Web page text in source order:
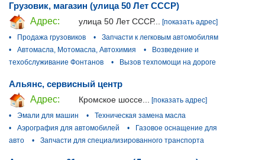
Грузовик, магазин (улица 50 Лет СССР)
Адрес:
улица 50 Лет СССР... [показать адрес]
•
Продажа грузовиков •
Запчасти к легковым автомобилям
•
Автомасла, Мотомасла, Автохимия •
Возведение и
техобслуживание Фонтанов
• Вызов техпомощи на дороге
Альянс, сервисный центр
Адрес:
Кромское шоссе...
[показать адрес]
•
Эмали для машин •
Техническая замена масла
•
Аэрография для автомобилей •
Газовое оснащение для
авто
• Запчасти для специализированного транспорта